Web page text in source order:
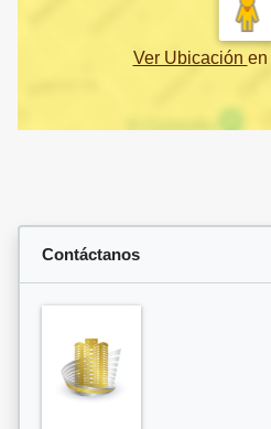
Ver Ubicación en
Contáctanos